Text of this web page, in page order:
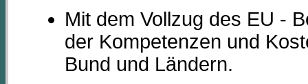
Mit dem Vollzug des EU -
der Kompetenzen und
Bund und Ländern.